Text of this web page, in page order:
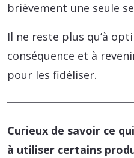
brièvement une seule
Il ne reste plus qu’à
conséquence et à
pour les fidéliser.
Curieux de savoir ce
à utiliser certains